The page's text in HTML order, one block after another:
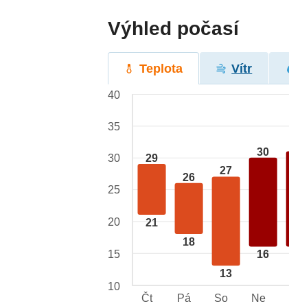
Výhled počasí
Teplota Vítr
29
21
26
18
27
13
30
16
40
35
30
25
20
15
10
Čt
Pá So Ne